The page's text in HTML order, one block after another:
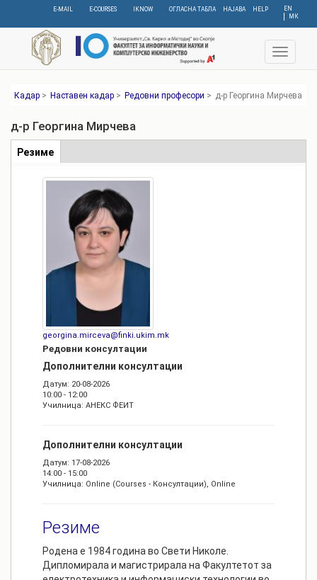
content
EN
МК
E-MAIL E-COURSES IKNOW ОГЛАСНА ТАБЛА НАЈАВА HELP
Toggle
Кадар > Наставен кадар > Редовни професори > д-р Георгина Мирчева
д-р Георгина Мирчева
Табови
Резиме
tab)
georgina.mirceva@finki.ukim.mk
Редовни консултации
Дополнителни консултации
Датум: 20-08-2026
10:00 - 12:00
Училница: АНЕКС ФЕИТ
Дополнителни консултации
Датум: 17-08-2026
14:00 - 15:00
Училница: Online (Courses - Консултации), Online
Резиме
Родена е 1984 година во Свети Николе.
Дипломирала и магистрирала на Факултетот за